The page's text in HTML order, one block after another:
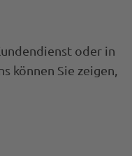
oder in
können Sie zeigen,